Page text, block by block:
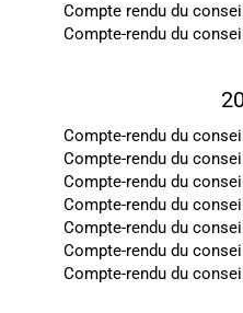
Compte rendu du
Compte-rendu du
Compte-rendu du
Compte-rendu du
Compte-rendu du
Compte-rendu du
Compte-rendu du
Compte-rendu du
Compte-rendu du